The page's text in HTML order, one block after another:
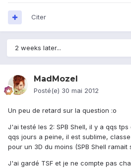
Citer
2 weeks later...
MadMozel
Posté(e) 30 mai 2012
Un peu de retard sur la question :o
J'ai testé les 2: SPB Shell, il y a qqs
qqs jours a peine, il est sublime,
pour un 3D du moins (SPB Shell ramait
J'ai gardé TSF et je ne compte pas